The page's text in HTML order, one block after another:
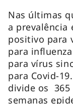
Nas últimas
a prevalência
positivo para
para
para vírus
para Covid-
divide os 365
semanas